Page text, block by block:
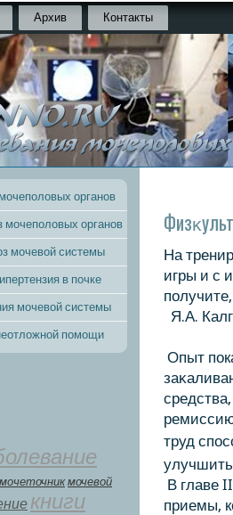
Архив Контакты
органов
мочеполовых органов
мочевой системы
в почке
мочевой системы
помощи
мοчеточник мочевой
книги
На
игры и с
Я.А.
Опыт
труд
В главе
приемы,